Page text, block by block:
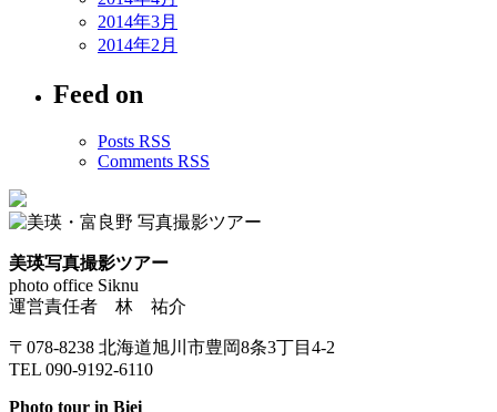
2014年3月
2014年2月
Feed on
Posts RSS
Comments RSS
美瑛写真撮影ツアー
photo office Siknu
運営責任者 林 祐介
〒078-8238 北海道旭川市豊岡8条3丁目4-2
TEL 090-9192-6110
Photo tour in Biei